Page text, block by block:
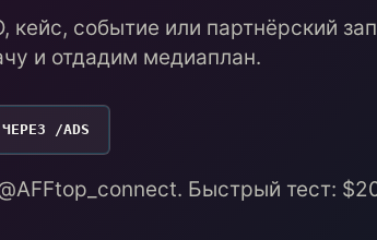
кейс, событие или партнёрский
и отдадим медиаплан.
/ADS
Быстрый тест: